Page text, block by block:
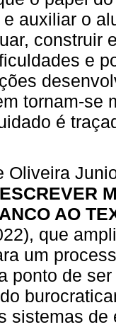
auxiliar o
construir
e
tornam-se
é
Oliveira
AO
que
um
ponto de
sistemas de